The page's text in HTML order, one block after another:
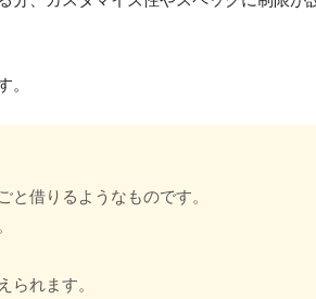
。
借りるようなものです。
られます。